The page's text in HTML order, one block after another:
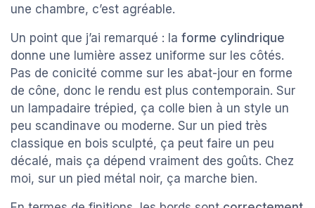
une chambre, c’est agréable.
Un point que j’ai remarqué : la forme cylindrique
donne une lumière assez uniforme sur les côtés.
Pas de conicité comme sur les abat-jour en forme
de cône, donc le rendu est plus contemporain. Sur
un lampadaire trépied, ça colle bien à un style un
peu scandinave ou moderne. Sur un pied très
classique en bois sculpté, ça peut faire un peu
décalé, mais ça dépend vraiment des goûts. Chez
moi, sur un pied métal noir, ça marche bien.